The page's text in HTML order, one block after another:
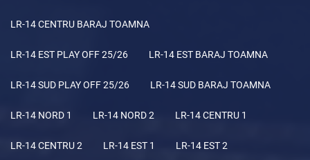
LR-14 CENTRU BARAJ TOAMNA
LR-14 EST PLAY OFF 25/26 LR-14 EST BARAJ TOAMNA
LR-14 SUD PLAY OFF 25/26 LR-14 SUD BARAJ TOAMNA
LR-14 NORD 1 LR-14 NORD 2 LR-14 CENTRU 1
LR-14 CENTRU 2 LR-14 EST 1 LR-14 EST 2